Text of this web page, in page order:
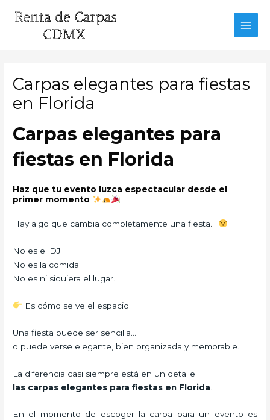
Carpas elegantes para fiestas
en Florida
Carpas elegantes para
fiestas en Florida
Haz que tu evento luzca espectacular desde el
primer momento
Hay algo que cambia completamente una fiesta…
No es el DJ.
No es la comida.
No es ni siquiera el lugar.
Es cómo se ve el espacio.
Una fiesta puede ser sencilla…
o puede verse elegante, bien organizada y memorable.
La diferencia casi siempre está en un detalle:
las carpas elegantes para fiestas en Florida
En el momento de escoger la carpa para un evento es